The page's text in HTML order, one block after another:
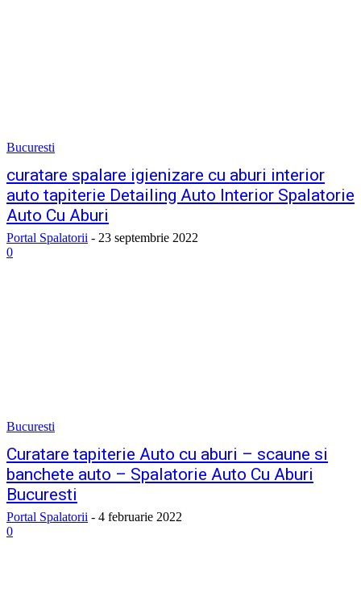
Bucuresti
curatare spalare igienizare cu aburi interior
auto tapiterie Detailing Auto Interior Spalatorie
Auto Cu Aburi
Portal Spalatorii - 23 septembrie 2022
0
Bucuresti
Curatare tapiterie Auto cu aburi – scaune si
banchete auto – Spalatorie Auto Cu Aburi
Bucuresti
Portal Spalatorii - 4 februarie 2022
0